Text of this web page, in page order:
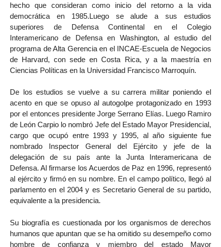
hecho que consideran como inicio del retorno a la vida
democrática en 1985.Luego se alude a sus estudios
superiores de Defensa Continental en el Colegio
Interamericano de Defensa en Washington, al estudio del
programa de Alta Gerencia en el INCAE-Escuela de Negocios
de Harvard, con sede en Costa Rica, y a la maestría en
Ciencias Políticas en la Universidad Francisco Marroquín.
De los estudios se vuelve a su carrera militar poniendo el
acento en que se opuso al autogolpe protagonizado en 1993
por el entonces presidente Jorge Serrano Elías. Luego Ramiro
de León Carpio lo nombró Jefe del Estado Mayor Presidencial,
cargo que ocupó entre 1993 y 1995, al año siguiente fue
nombrado Inspector General del Ejército y jefe de la
delegación de su país ante la Junta Interamericana de
Defensa. Al firmarse los Acuerdos de Paz en 1996, representó
al ejército y firmó en su nombre. En el campo político, llegó al
parlamento en el 2004 y es Secretario General de su partido,
equivalente a la presidencia.
Su biografía es cuestionada por los organismos de derechos
humanos que apuntan que se ha omitido su desempeño como
hombre de confianza y miembro del estado Mayor